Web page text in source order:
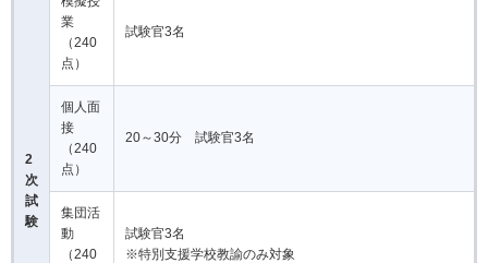
2
次
試
験
業
（240
点）
試験官3名
個人面
接
（240
点）
20～30分 試験官3名
集団活
動
（240
試験官3名
※特別支援学校教諭のみ対象